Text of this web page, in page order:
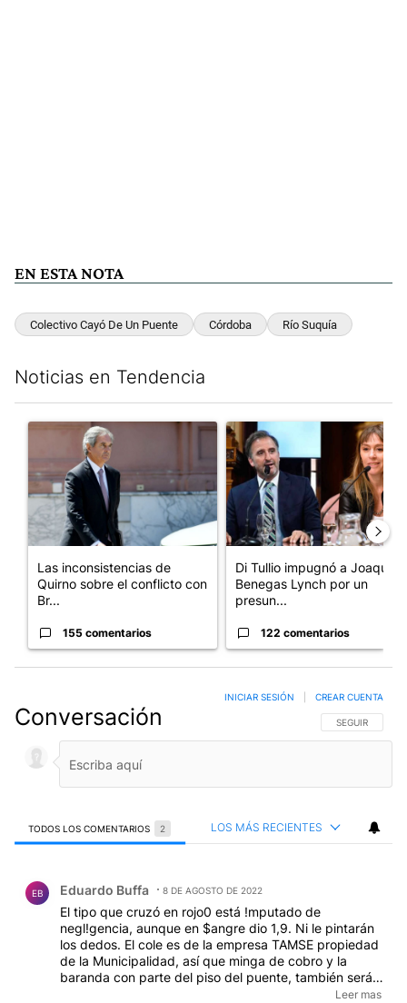
EN ESTA NOTA
Colectivo Cayó De Un Puente Córdoba Río Suquía
Noticias en Tendencia
Un artículo de tendencia con el título "Las inconsistencias de
Las inconsistencias de
Quirno sobre el conflicto con
Br...
155 comentarios
Un artículo de tendencia con
Di Tullio impugnó a Joaquín
Benegas Lynch por un
presun...
122 comentarios
Conversación SIGA ESTA
SEGUIR
INICIAR SESIÓN CREAR CUENTA
TODOS LOS COMENTARIOS 2 LOS MÁS RECIENTES
EB Eduardo Buffa 8 DE AGOSTO DE 2022
El tipo que cruzó en rojo0 está !mputado de
negl!gencia, aunque en $angre dio 1,9. Ni le pintarán
los dedos. El cole es de la empresa TAMSE propiedad
de la Municipalidad, así que minga de cobro y la
baranda con parte del piso del puente, también serán
pagados por los g!les de siempre. La chofer debióLeer mas